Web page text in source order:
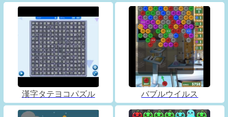
漢字タテヨコパズル バブルウイルス